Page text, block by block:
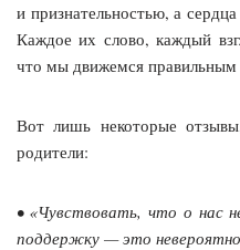
и признательностью, а
Каждое их слово, каждый
что мы движемся правильным
Вот лишь некоторые
родители:
• «Чувствовать, что о нас
поддержку — это